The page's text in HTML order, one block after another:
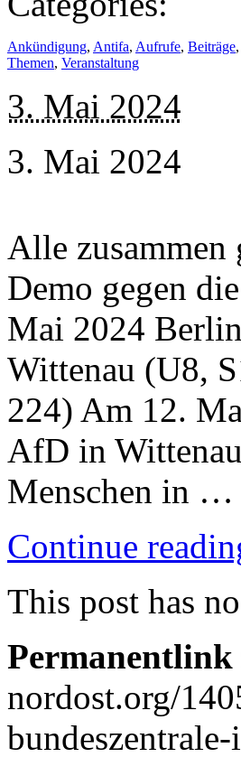
Ankündigung, Antifa, Aufrufe, Beiträge,
Themen, Veranstaltung
3. Mai 2024
3. Mai 2024
Alle zusammen
Demo gegen
Mai 2024
Wittenau (U8,
224) Am 12.
AfD in
Menschen in …
Continue
This post has
nordost.org/